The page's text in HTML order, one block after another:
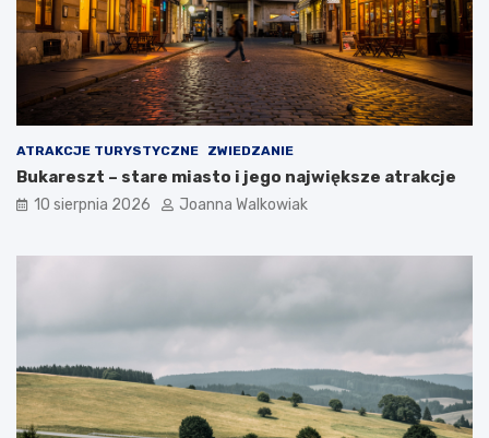
ATRAKCJE TURYSTYCZNE ZWIEDZANIE
Bukareszt – stare miasto i jego największe atrakcje
10 sierpnia 2026 Joanna Walkowiak